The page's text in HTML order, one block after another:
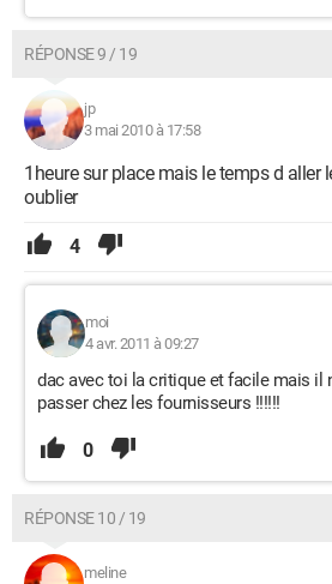
RÉPONSE 9 / 19
jp
3 mai 2010 à 17:58
1heure sur place mais le temps d aller
oublier
4
moi
4 avr. 2011 à 09:27
dac avec toi la critique et facile mais il
passer chez les fournisseurs !!!!!!
0
RÉPONSE 10 / 19
meline